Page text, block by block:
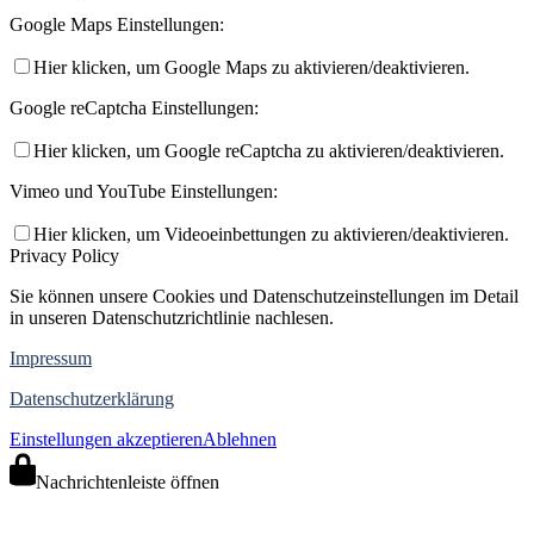
Google Maps Einstellungen:
Hier klicken, um Google Maps zu aktivieren/deaktivieren.
Google reCaptcha Einstellungen:
Hier klicken, um Google reCaptcha zu aktivieren/deaktivieren.
Vimeo und YouTube Einstellungen:
Hier klicken, um Videoeinbettungen zu aktivieren/deaktivieren.
Privacy Policy
Sie können unsere Cookies und Datenschutzeinstellungen im Detail
in unseren Datenschutzrichtlinie nachlesen.
Impressum
Datenschutzerklärung
Einstellungen akzeptierenAblehnen
Nachrichtenleiste öffnen